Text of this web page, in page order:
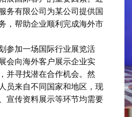
务有限公司为某公司提供国
，帮助企业顺利完成海外市
参加一场国际行业展览活
会向海外客户展示企业实
并寻找潜在合作机会。然
员来自不同国家和地区，现
宣传资料展示等环节均需要